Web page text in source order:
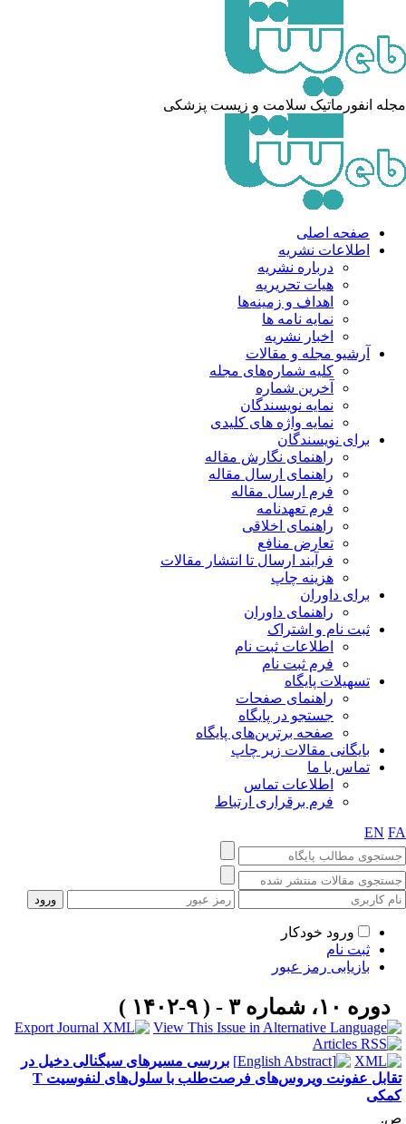
انفورماتیک سلامت و زیست پزشکی
صفحه اصلی
اطلاعات نشریه
درباره نشریه
هیات تحریریه
اهداف و زمینه‌ها
نمایه نامه ها
اخبار نشریه
آرشیو مجله و مقالات
کلیه شماره‌های مجله
آخرین شماره
نمایه نویسندگان
نمایه واژه های کلیدی
برای نویسندگان
راهنمای نگارش مقاله
راهنمای ارسال مقاله
فرم ارسال مقاله
فرم تعهدنامه
راهنمای اخلاقی
تعارض منافع
فرآیند ارسال تا انتشار مقالات
هزینه چاپ
برای داوران
راهنمای داوران
ثبت نام و اشتراک
اطلاعات ثبت نام
فرم ثبت نام
تسهیلات پایگاه
راهنمای صفحات
جستجو در پایگاه
صفحه برترین‌های پایگاه
بایگانی مقالات زیر چاپ
تماس با ما
اطلاعات تماس
فرم برقراری ارتباط
EN
ورود خودکار
ثبت نام
بازیابی رمز عبور
دوره ۱۰، شماره ۳ - ( ۹-۱۴۰۲ )
بررسی مسیرهای سیگنالی دخیل در
تقابل عفونت ویروس‌های فرصت‌طلب با سلول‌های لنفوسیت T